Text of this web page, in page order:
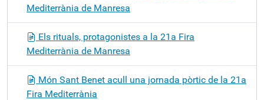
Mediterrània de Manresa
Els rituals, protagonistes a la 21a Fira
Mediterrània de Manresa
Món Sant Benet acull una jornada pòrtic de la 21a
Fira Mediterrània